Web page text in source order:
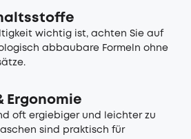
wichtig ist, achten Sie auf
abbaubare Formeln ohne
Ergonomie
oft ergiebiger und leichter zu
sind praktisch für